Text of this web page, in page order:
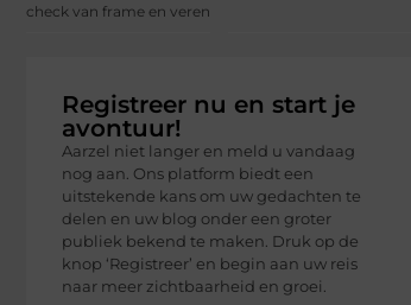
check van frame en veren
Registreer nu en start je
avontuur!
Aarzel niet langer en meld u vandaag
nog aan. Ons platform biedt een
uitstekende kans om uw gedachten te
delen en uw blog onder een groter
publiek bekend te maken. Druk op de
knop ‘Registreer’ en begin aan uw reis
naar meer zichtbaarheid en groei.